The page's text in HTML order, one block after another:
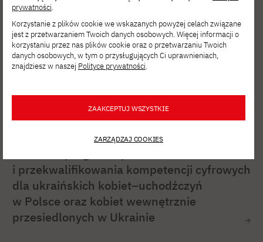
i przekwalifikowania kompetencji cyfrowych
dla ukraińskich kobiet–uchodźczyń
w Polsce oraz kobiet wewnętrznie
przesiedlonych w Ukrainie
prywatności.
Korzystanie z plików cookie we wskazanych powyżej celach związane
jest z przetwarzaniem Twoich danych osobowych. Więcej informacji o
korzystaniu przez nas plików cookie oraz o przetwarzaniu Twoich
danych osobowych, w tym o przysługujących Ci uprawnieniach,
znajdziesz w naszej Polityce prywatności.
ZAAKCEPTUJ WSZYSTKIE
ZARZĄDZAJ COOKIES